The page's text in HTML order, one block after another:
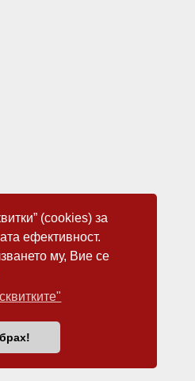
(cookies) за
ефективност.
му, Вие се